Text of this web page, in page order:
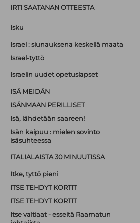
IRTI SAATANAN OTTEESTA
Isku
Israel : siunauksena keskellä maata
Israel-tyttö
Israelin uudet opetuslapset
ISÄ MEIDÄN
ISÄNMAAN PERILLISET
Isä, lähdetään saareen!
Isän kaipuu : mielen sovinto
isäsuhteessa
ITALIALAISTA 30 MINUUTISSA
Itke, tyttö pieni
ITSE TEHDYT KORTIT
ITSE TEHDYT KORTIT
Itse valtiaat - esseitä Raamatun